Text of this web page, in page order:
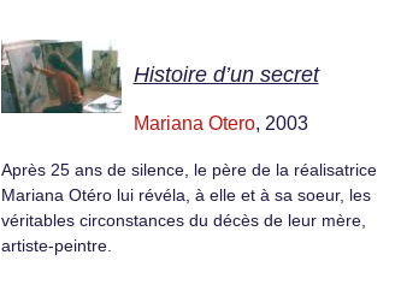
Histoire d’un secret
Mariana Otero, 2003
Après 25 ans de silence, le père de la réalisatrice
Mariana Otéro lui révéla, à elle et à sa soeur, les
véritables circonstances du décès de leur mère,
artiste-peintre.